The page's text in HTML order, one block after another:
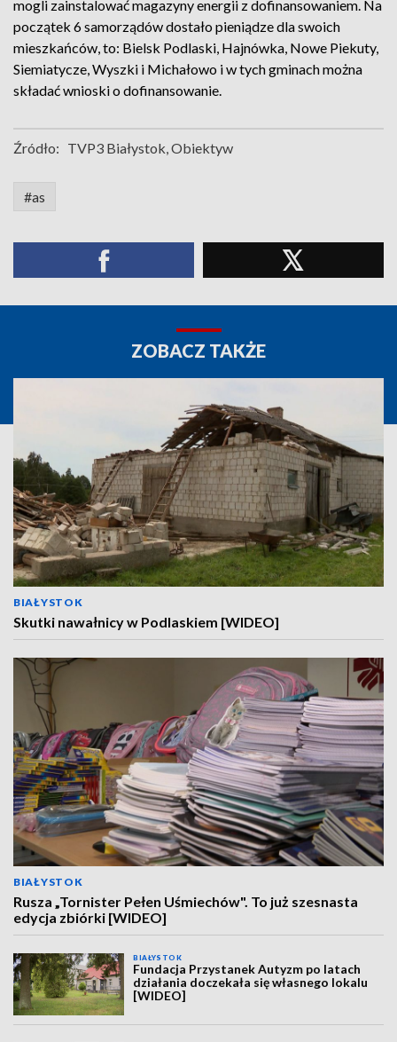
mogli zainstalować magazyny energii z dofinansowaniem. Na
początek 6 samorządów dostało pieniądze dla swoich
mieszkańców, to: Bielsk Podlaski, Hajnówka, Nowe Piekuty,
Siemiatycze, Wyszki i Michałowo i w tych gminach można
składać wnioski o dofinansowanie.
Źródło: TVP3 Białystok, Obiektyw
#as
ZOBACZ TAKŻE
BIAŁYSTOK
Skutki nawałnicy w Podlaskiem [WIDEO]
BIAŁYSTOK
Rusza „Tornister Pełen Uśmiechów". To już szesnasta
edycja zbiórki [WIDEO]
BIAŁYSTOK
Fundacja Przystanek Autyzm po latach
działania doczekała się własnego lokalu
[WIDEO]